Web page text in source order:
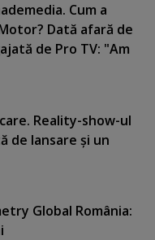
Cum a
Dată afară de
de Pro TV: "Am
Reality-show-ul
de lansare şi un
Global România: